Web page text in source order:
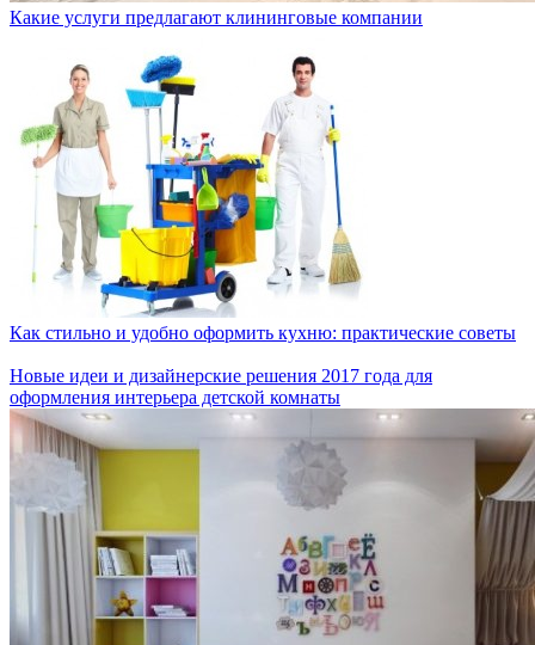
Какие услуги предлагают клининговые компании
Как стильно и удобно оформить кухню: практические советы
Новые идеи и дизайнерские решения 2017 года для
оформления интерьера детской комнаты